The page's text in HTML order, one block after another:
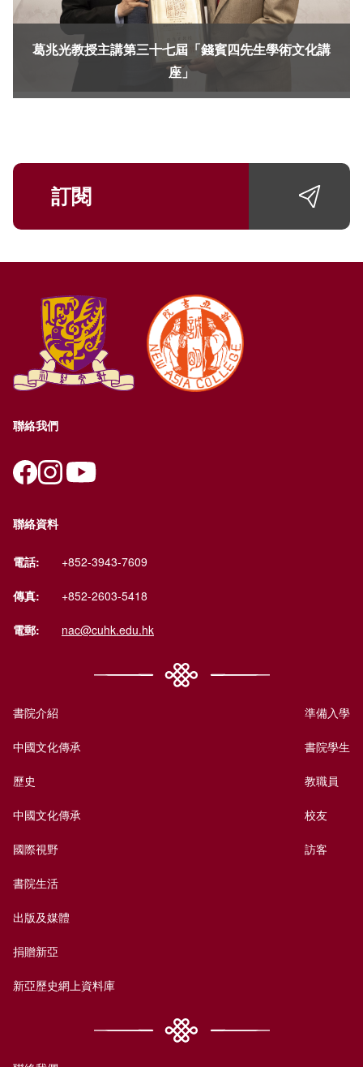
葛兆光教授主講第三十七屆「錢賓四先生學術文化講
座」
訂閱
聯絡我們
聯絡資料
電話: +852-3943-7609
傳真: +852-2603-5418
電郵: nac@cuhk.edu.hk
書院介紹
中國文化傳承
歷史
中國文化傳承
國際視野
書院生活
出版及媒體
捐贈新亞
新亞歷史網上資料庫
準備入學
書院學生
教職員
校友
訪客